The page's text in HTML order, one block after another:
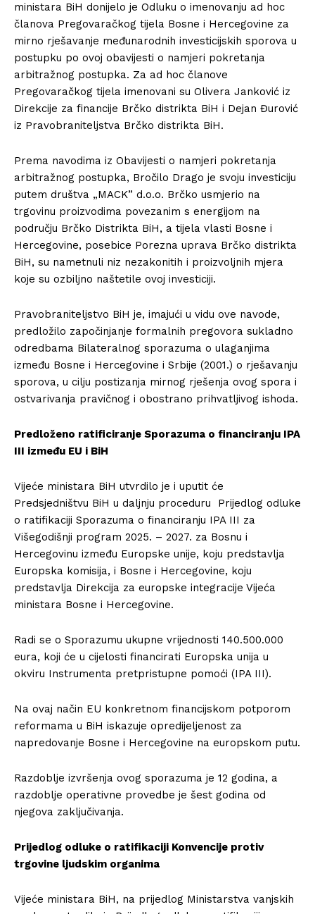
ministara BiH donijelo je Odluku o imenovanju ad hoc
članova Pregovaračkog tijela Bosne i Hercegovine za
mirno rješavanje međunarodnih investicijskih sporova u
postupku po ovoj obavijesti o namjeri pokretanja
arbitražnog postupka. Za ad hoc članove
Pregovaračkog tijela imenovani su Olivera Janković iz
Direkcije za financije Brčko distrikta BiH i Dejan Đurović
iz Pravobraniteljstva Brčko distrikta BiH.
Prema navodima iz Obavijesti o namjeri pokretanja
arbitražnog postupka, Bročilo Drago je svoju investiciju
putem društva „MACK” d.o.o. Brčko usmjerio na
trgovinu proizvodima povezanim s energijom na
području Brčko Distrikta BiH, a tijela vlasti Bosne i
Hercegovine, posebice Porezna uprava Brčko distrikta
BiH, su nametnuli niz nezakonitih i proizvoljnih mjera
koje su ozbiljno naštetile ovoj investiciji.
Pravobraniteljstvo BiH je, imajući u vidu ove navode,
predložilo započinjanje formalnih pregovora sukladno
odredbama Bilateralnog sporazuma o ulaganjima
između Bosne i Hercegovine i Srbije (2001.) o rješavanju
sporova, u cilju postizanja mirnog rješenja ovog spora i
ostvarivanja pravičnog i obostrano prihvatljivog ishoda.
Predloženo ratificiranje Sporazuma o financiranju IPA
III između EU i BiH
Vijeće ministara BiH utvrdilo je i uputit će
Predsjedništvu BiH u daljnju proceduru Prijedlog odluke
o ratifikaciji Sporazuma o financiranju IPA III za
Višegodišnji program 2025. – 2027. za Bosnu i
Hercegovinu između Europske unije, koju predstavlja
Europska komisija, i Bosne i Hercegovine, koju
predstavlja Direkcija za europske integracije Vijeća
ministara Bosne i Hercegovine.
Radi se o Sporazumu ukupne vrijednosti 140.500.000
eura, koji će u cijelosti financirati Europska unija u
okviru Instrumenta pretpristupne pomoći (IPA III).
Na ovaj način EU konkretnom financijskom potporom
reformama u BiH iskazuje opredijeljenost za
napredovanje Bosne i Hercegovine na europskom putu.
Razdoblje izvršenja ovog sporazuma je 12 godina, a
razdoblje operativne provedbe je šest godina od
njegova zaključivanja.
Prijedlog odluke o ratifikaciji Konvencije protiv
trgovine ljudskim organima
Vijeće ministara BiH, na prijedlog Ministarstva vanjskih